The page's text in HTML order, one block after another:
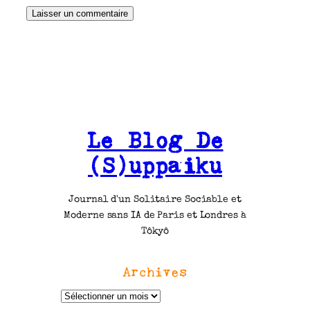
Le Blog De
(S)uppaiku
Journal d'un Solitaire Sociable et
Moderne sans IA de Paris et Londres à
Tôkyô
Archives
A